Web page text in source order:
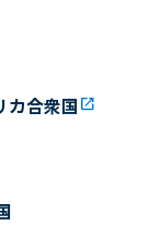
カ合衆国open_in_new